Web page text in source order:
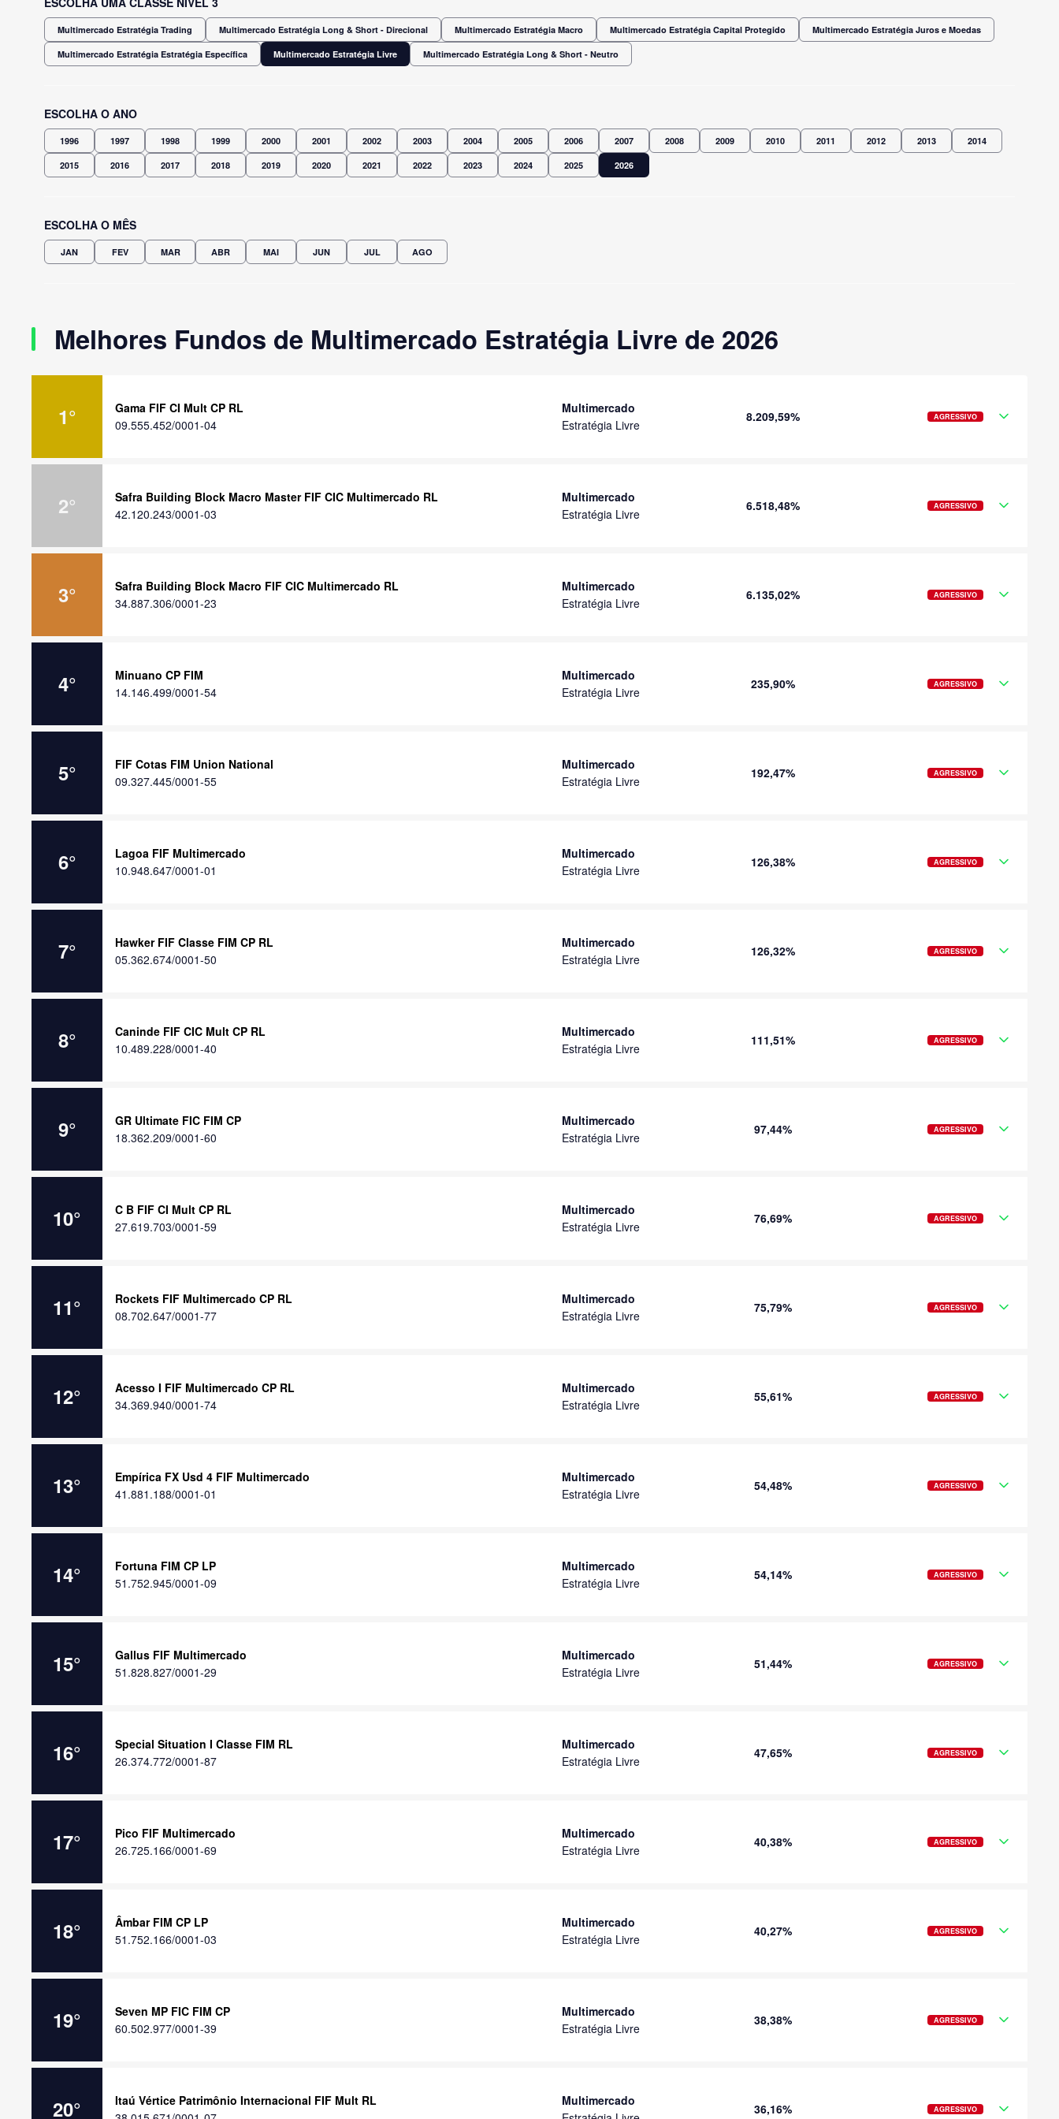
Multimercado Estratégia Trading Multimercado Estratégia Long & Short - Direcional Multimercado Estratégia Macro Multimercado Estratégia Capital Protegido Multimercado Estratégia Juros e Moedas
Multimercado Estratégia Estratégia Específica Multimercado Estratégia Livre Multimercado Estratégia Long & Short - Neutro
ESCOLHA O ANO
1996 1997 1998 1999 2000 2001 2002 2003 2004 2005 2006 2007 2008 2009 2010 2011 2012 2013 2014
2015 2016 2017 2018 2019 2020 2021 2022 2023 2024 2025 2026
ESCOLHA O MÊS
JAN FEV MAR ABR MAI JUN JUL AGO
Melhores Fundos de Multimercado Estratégia Livre de 2026
1°
Gama FIF CI Mult CP RL
09.555.452/0001-04
Multimercado
Estratégia Livre
8.209,59% AGRESSIVO
2°
Safra Building Block Macro Master FIF CIC Multimercado RL
42.120.243/0001-03
Multimercado
Estratégia Livre
6.518,48% AGRESSIVO
3°
Safra Building Block Macro FIF CIC Multimercado RL
34.887.306/0001-23
Multimercado
Estratégia Livre
6.135,02% AGRESSIVO
4°
Minuano CP FIM
14.146.499/0001-54
Multimercado
Estratégia Livre
235,90% AGRESSIVO
5°
FIF Cotas FIM Union National
09.327.445/0001-55
Multimercado
Estratégia Livre
192,47% AGRESSIVO
6°
Lagoa FIF Multimercado
10.948.647/0001-01
Multimercado
Estratégia Livre
126,38% AGRESSIVO
7°
Hawker FIF Classe FIM CP RL
05.362.674/0001-50
Multimercado
Estratégia Livre
126,32% AGRESSIVO
8°
Caninde FIF CIC Mult CP RL
10.489.228/0001-40
Multimercado
Estratégia Livre
111,51% AGRESSIVO
9°
GR Ultimate FIC FIM CP
18.362.209/0001-60
Multimercado
Estratégia Livre
97,44% AGRESSIVO
10°
C B FIF CI Mult CP RL
27.619.703/0001-59
Multimercado
Estratégia Livre
76,69% AGRESSIVO
11°
Rockets FIF Multimercado CP RL
08.702.647/0001-77
Multimercado
Estratégia Livre
75,79% AGRESSIVO
12°
Acesso I FIF Multimercado CP RL
34.369.940/0001-74
Multimercado
Estratégia Livre
55,61% AGRESSIVO
13°
Empírica FX Usd 4 FIF Multimercado
41.881.188/0001-01
Multimercado
Estratégia Livre
54,48% AGRESSIVO
14°
Fortuna FIM CP LP
51.752.945/0001-09
Multimercado
Estratégia Livre
54,14% AGRESSIVO
15°
Gallus FIF Multimercado
51.828.827/0001-29
Multimercado
Estratégia Livre
51,44% AGRESSIVO
16°
Special Situation I Classe FIM RL
26.374.772/0001-87
Multimercado
Estratégia Livre
47,65% AGRESSIVO
17°
Pico FIF Multimercado
26.725.166/0001-69
Multimercado
Estratégia Livre
40,38% AGRESSIVO
18°
Âmbar FIM CP LP
51.752.166/0001-03
Multimercado
Estratégia Livre
40,27% AGRESSIVO
19°
Seven MP FIC FIM CP
60.502.977/0001-39
Multimercado
Estratégia Livre
38,38% AGRESSIVO
20°
Itaú Vértice Patrimônio Internacional FIF Mult RL
Multimercado
36,16% AGRESSIVO